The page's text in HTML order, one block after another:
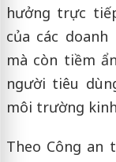
hưởng trực
của các
mà còn tiềm
người tiêu
môi trường
Theo Công an